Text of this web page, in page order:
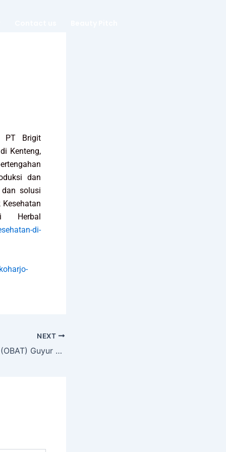
PT Brigit
Kenteng,
dan
solusi
Herbal
di-
NEXT
Brigit Biofarmaka (OBAT) Guyur Seluruh Laba Bersih Jadi Dividen